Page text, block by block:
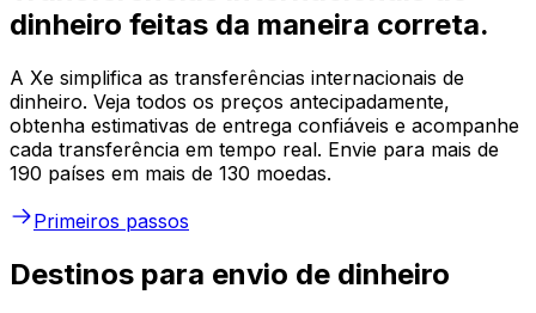
dinheiro feitas da maneira correta.
A Xe simplifica as transferências internacionais de
dinheiro. Veja todos os preços antecipadamente,
obtenha estimativas de entrega confiáveis e acompanhe
cada transferência em tempo real. Envie para mais de
190 países em mais de 130 moedas.
Primeiros passos
Destinos para envio de dinheiro